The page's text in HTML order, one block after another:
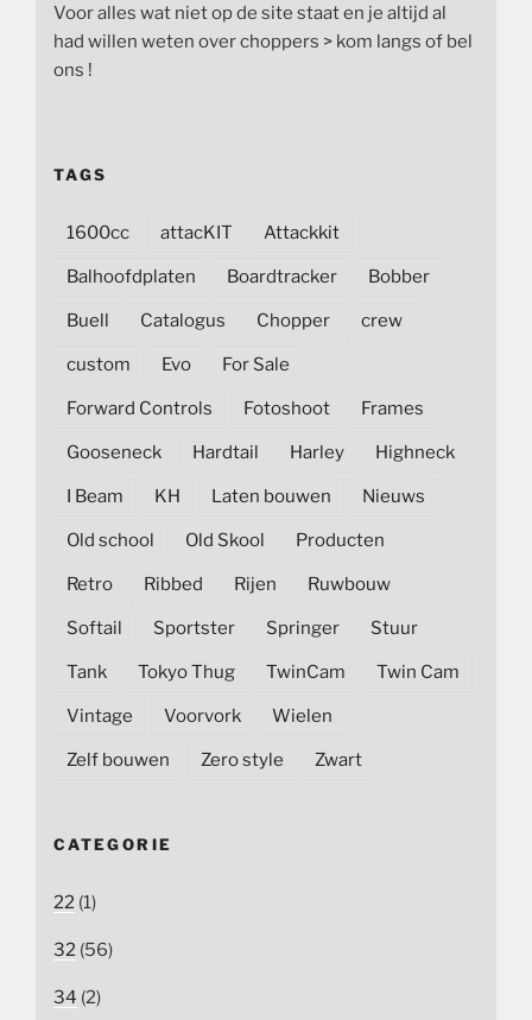
Voor alles wat niet op de site staat en je altijd al
had willen weten over choppers > kom langs of bel
ons !
TAGS
1600cc attacKIT Attackkit
Balhoofdplaten Boardtracker Bobber
Buell Catalogus Chopper crew
custom Evo For Sale
Forward Controls Fotoshoot Frames
Gooseneck Hardtail Harley Highneck
I Beam KH Laten bouwen Nieuws
Old school Old Skool Producten
Retro Ribbed Rijen Ruwbouw
Softail Sportster Springer Stuur
Tank Tokyo Thug TwinCam Twin Cam
Vintage Voorvork Wielen
Zelf bouwen Zero style Zwart
CATEGORIE
22 (1)
32 (56)
34 (2)